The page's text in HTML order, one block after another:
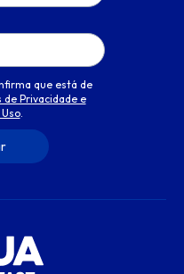
que está de
de Privacidade e
.